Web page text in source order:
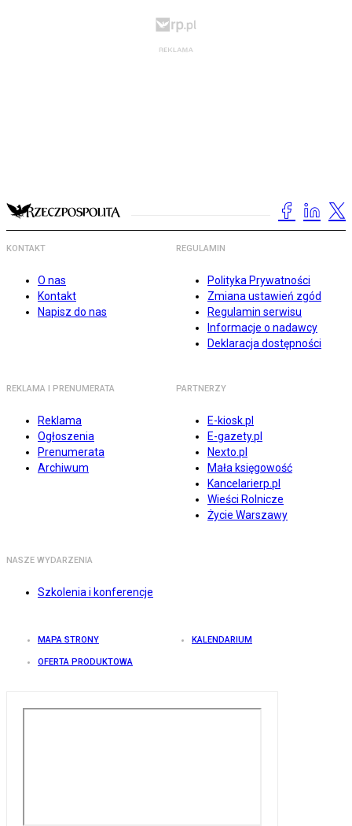
KONTAKT
O nas
Kontakt
Napisz do nas
REGULAMIN
Polityka Prywatności
Zmiana ustawień zgód
Regulamin serwisu
Informacje o nadawcy
Deklaracja dostępności
REKLAMA I PRENUMERATA
Reklama
Ogłoszenia
Prenumerata
Archiwum
PARTNERZY
E-kiosk.pl
E-gazety.pl
Nexto.pl
Mała księgowość
Kancelarierp.pl
Wieści Rolnicze
Życie Warszawy
NASZE WYDARZENIA
Szkolenia i konferencje
MAPA STRONY KALENDARIUM
OFERTA PRODUKTOWA